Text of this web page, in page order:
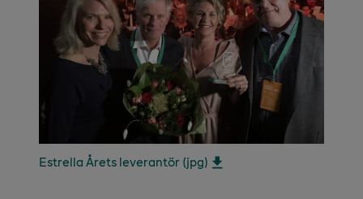
Estrella Årets leverantör (jpg)